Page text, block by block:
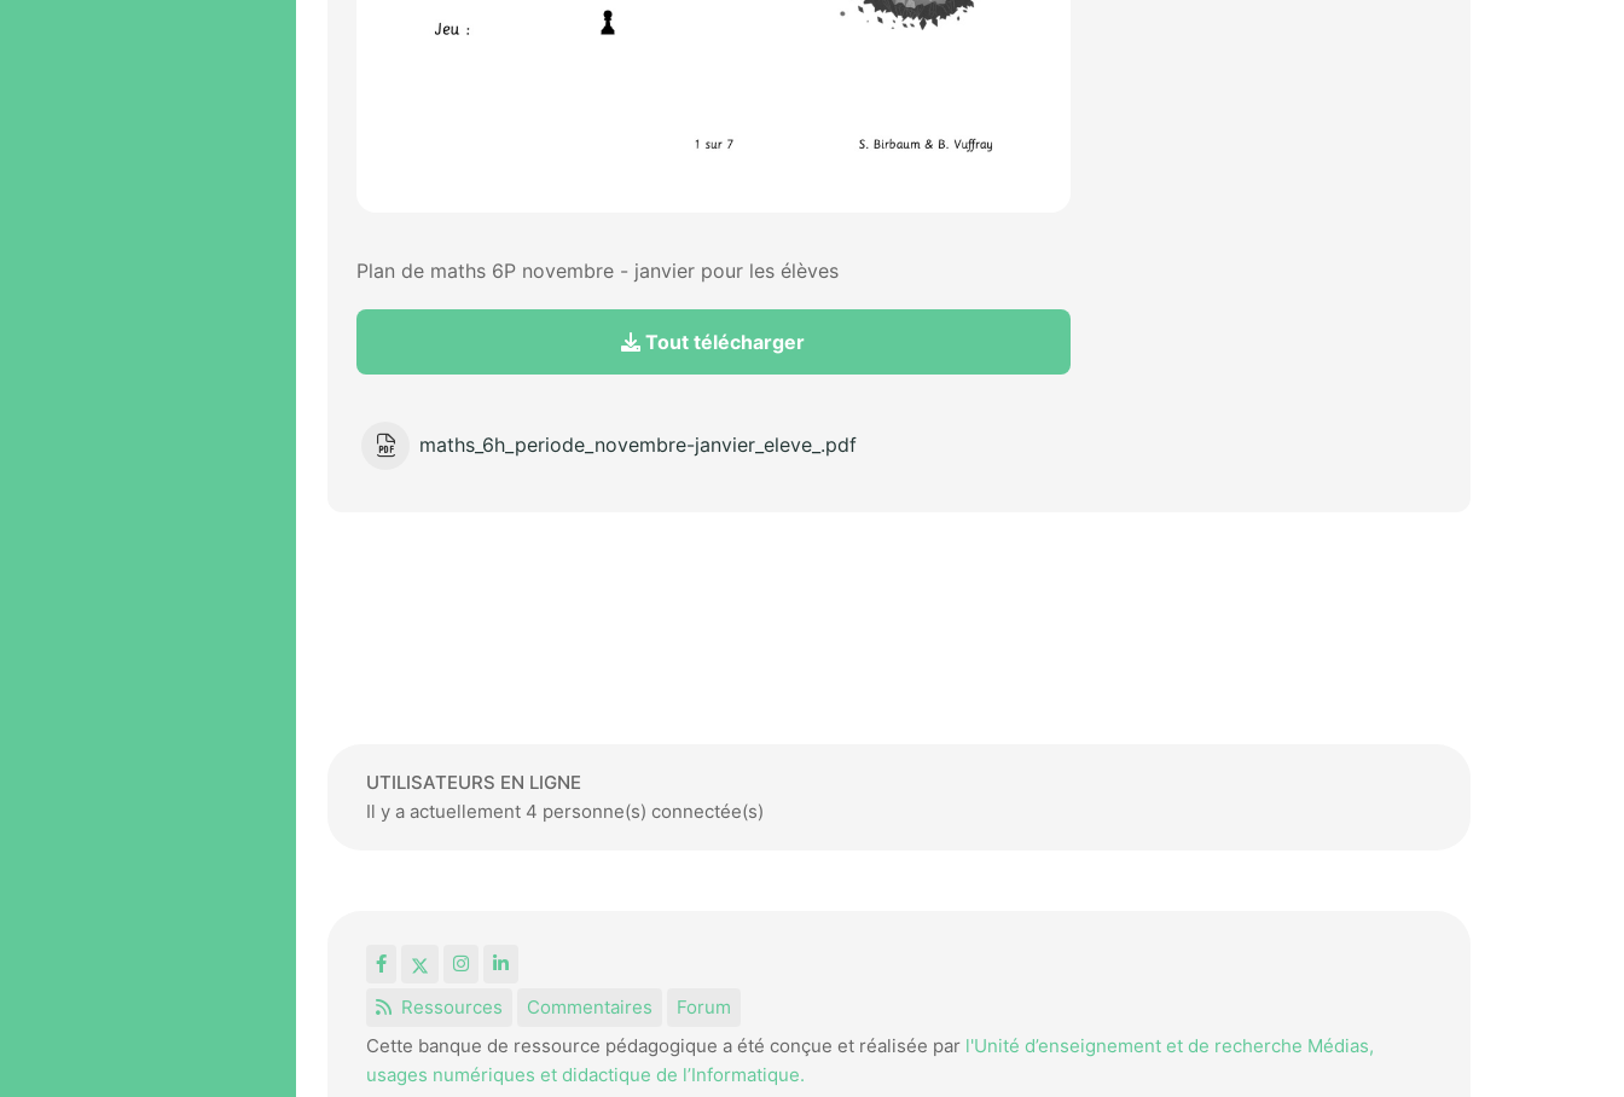
Plan de maths 6P novembre - janvier pour les élèves
Tout télécharger
maths_6h_periode_novembre-janvier_eleve_.pdf
UTILISATEURS EN LIGNE
Il y a actuellement 4 personne(s) connectée(s)
FacebookInstagram
LinkedIn
Ressources
Commentaires
Forum
Cette banque de ressource pédagogique a été conçue et réalisée par l'Unité d’enseignement et de recherche Médias,
usages numériques et didactique de l’Informatique.